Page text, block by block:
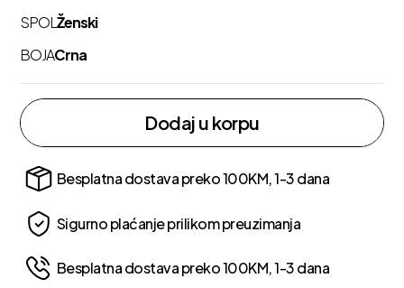
SPOLŽenski
BOJACrna
Dodaj u korpu
Besplatna dostava preko 100KM, 1-3 dana
Sigurno plaćanje prilikom preuzimanja
Besplatna dostava preko 100KM, 1-3 dana